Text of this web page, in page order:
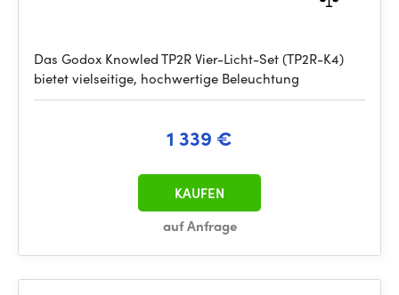
Das Godox Knowled TP2R Vier-Licht-Set (TP2R-K4)
bietet vielseitige, hochwertige Beleuchtung
1 339 €
auf Anfrage
KAUFEN